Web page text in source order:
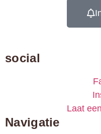
social
Laat
Navigatie